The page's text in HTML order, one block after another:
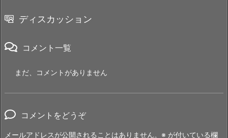
ディスカッション
コメント一覧
まだ、コメントがありません
コメントをどうぞ
メールアドレスが公開されることはありません。 ※ が付いている欄